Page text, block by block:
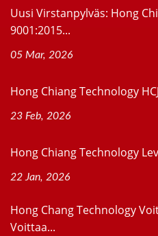
Uusi Virstanpylväs: Hong
9001:2015...
05 Mar, 2026
Hong Chiang Technology
23 Feb, 2026
Hong Chiang Technology
22 Jan, 2026
Hong Chang Technology
Voittaa...